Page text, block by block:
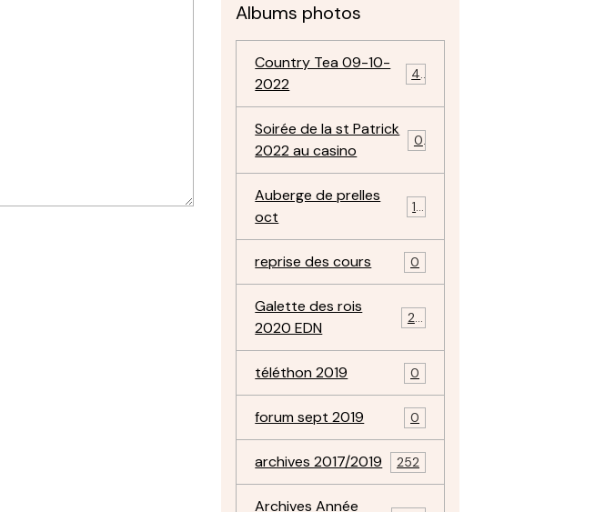
Albums photos
Country Tea 09-10-
2022
4
Soirée de la st Patrick
2022 au casino
0
Auberge de prelles
oct
11
reprise des cours 0
Galette des rois
2020 EDN
22
téléthon 2019 0
forum sept 2019 0
archives 2017/2019 252
Archives Année